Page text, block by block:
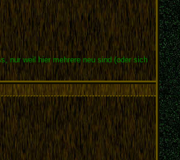
nur weil hier mehrere neu sind (oder sich